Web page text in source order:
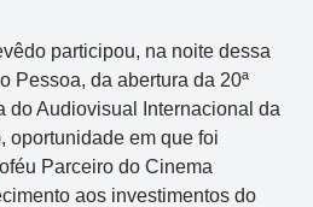
participou, na noite dessa
Pessoa, da abertura da 20ª
do Audiovisual Internacional da
oportunidade em que foi
Parceiro do Cinema
aos investimentos do